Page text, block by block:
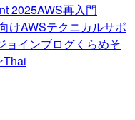
2025AWS再入門
けAWSテクニカルサポ
ョインブログくらめそ
Thai